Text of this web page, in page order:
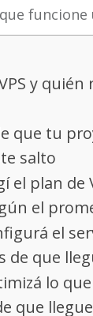
funcione
y
que tu
salto
el plan de
el
el
de que
lo
que